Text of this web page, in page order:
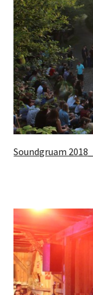
Soundgruam